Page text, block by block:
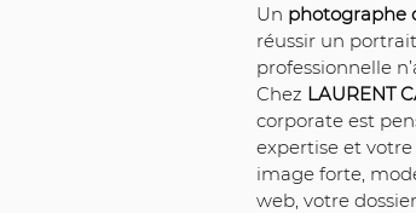
Un photographe
réussir un
professionnelle
Chez LAURENT
corporate est
expertise et
image forte,
web, votre